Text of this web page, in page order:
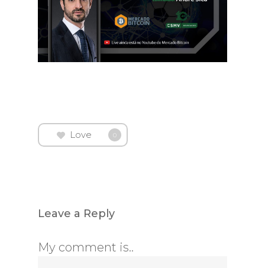
Love 0
Leave a Reply
My comment is..